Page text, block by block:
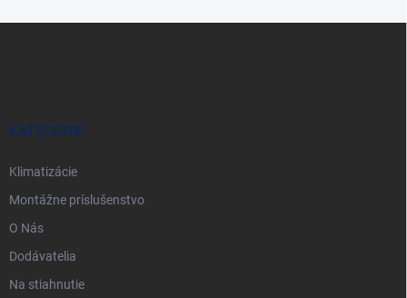
KATEGÓRIE
Klimatizácie
Montážne príslušenstvo
O Nás
Dodávatelia
Na stiahnutie